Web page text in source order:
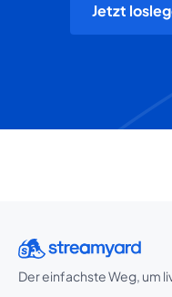
Jetzt
Der einfachste Weg, um